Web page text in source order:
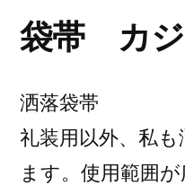
袋帯 カジ
洒落袋帯
礼装用以外、私
ます。使用範囲